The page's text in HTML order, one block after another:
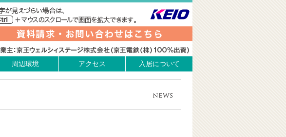
周辺環境 アクセス 入居について